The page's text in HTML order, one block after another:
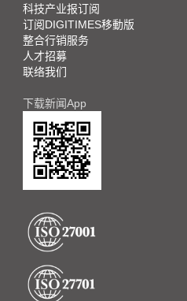
科技产业报订阅
订阅DIGITIMES移動版
整合行销服务
人才招募
联络我们
下载新闻App